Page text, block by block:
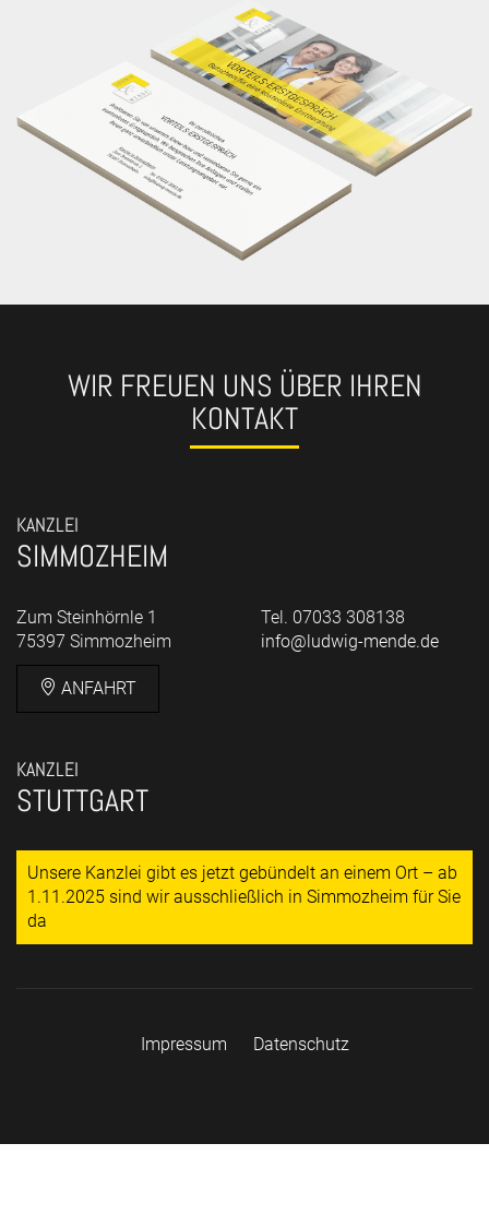
WIR FREUEN UNS ÜBER IHREN
KONTAKT
KANZLEI
SIMMOZHEIM
Zum Steinhörnle 1
75397 Simmozheim
ANFAHRT
Tel. 07033 308138
info@ludwig-mende.de
KANZLEI
STUTTGART
Unsere Kanzlei gibt es jetzt gebündelt an einem Ort – ab
1.11.2025 sind wir ausschließlich in Simmozheim für Sie
da
Impressum Datenschutz